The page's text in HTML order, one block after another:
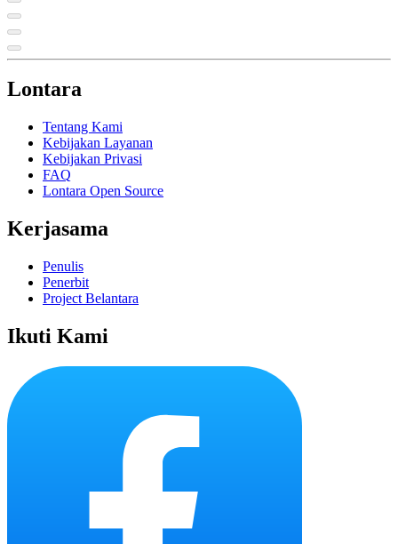
Lontara
Tentang Kami
Kebijakan Layanan
Kebijakan Privasi
FAQ
Lontara Open Source
Kerjasama
Penulis
Penerbit
Project Belantara
Ikuti Kami